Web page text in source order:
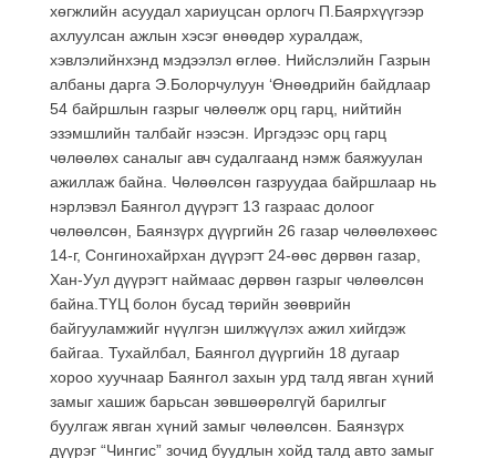
хөгжлийн асуудал хариуцсан орлогч П.Баярхүүгээр
ахлуулсан ажлын хэсэг өнөөдөр хуралдаж,
хэвлэлийнхэнд мэдээлэл өглөө. Нийслэлийн Газрын
албаны дарга Э.Болорчулуун ‘Өнөөдрийн байдлаар
54 байршлын газрыг чөлөөлж орц гарц, нийтийн
эзэмшлийн талбайг нээсэн. Иргэдээс орц гарц
чөлөөлөх саналыг авч судалгаанд нэмж баяжуулан
ажиллаж байна. Чөлөөлсөн газруудаа байршлаар нь
нэрлэвэл Баянгол дүүрэгт 13 газраас долоог
чөлөөлсөн, Баянзүрх дүүргийн 26 газар чөлөөлөхөөс
14-г, Сонгинохайрхан дүүрэгт 24-өөс дөрвөн газар,
Хан-Уул дүүрэгт наймаас дөрвөн газрыг чөлөөлсөн
байна.ТҮЦ болон бусад төрийн зөөврийн
байгууламжийг нүүлгэн шилжүүлэх ажил хийгдэж
байгаа. Тухайлбал, Баянгол дүүргийн 18 дугаар
хороо хуучнаар Баянгол захын урд талд явган хүний
замыг хашиж барьсан зөвшөөрөлгүй барилгыг
буулгаж явган хүний замыг чөлөөлсөн. Баянзүрх
дүүрэг “Чингис” зочид буудлын хойд талд авто замыг